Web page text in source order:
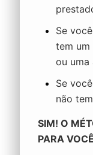
Se
tem
ou uma
Se
não
SIM! O
PARA